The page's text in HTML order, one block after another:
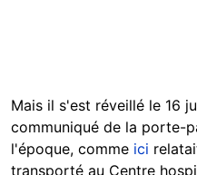
Mais il s'est réveillé le 16
communiqué de la porte-
l'époque, comme ici
transporté au Centre